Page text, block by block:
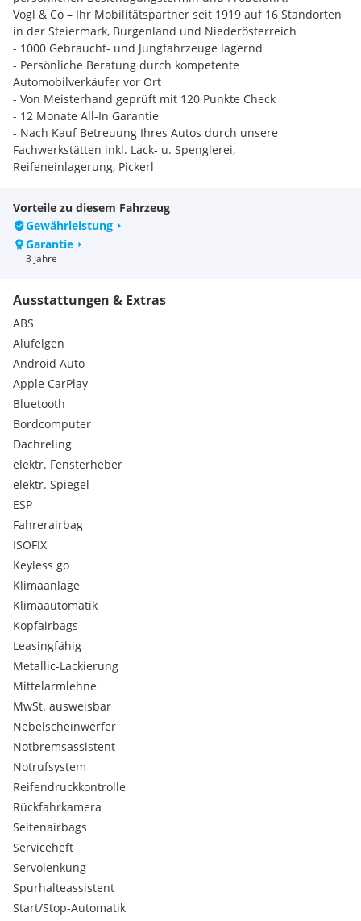
Vogl & Co – Ihr Mobilitätspartner seit 1919 auf 16 Standorten
in der Steiermark, Burgenland und Niederösterreich
- 1000 Gebraucht- und Jungfahrzeuge lagernd
- Persönliche Beratung durch kompetente
Automobilverkäufer vor Ort
- Von Meisterhand geprüft mit 120 Punkte Check
- 12 Monate All-In Garantie
- Nach Kauf Betreuung Ihres Autos durch unsere
Fachwerkstätten inkl. Lack- u. Spenglerei,
Reifeneinlagerung, Pickerl
- Günstige Finanzierungs- u. Versicherungsangebote auch
ohne Anzahlung
Extras:
Metallic
Vorteile zu diesem Fahrzeug
Gewährleistung
Garantie
3 Jahre
Ausstattungen & Extras
ABS
Alufelgen
Android Auto
Apple CarPlay
Bluetooth
Bordcomputer
Dachreling
elektr. Fensterheber
elektr. Spiegel
ESP
Fahrerairbag
ISOFIX
Keyless go
Klimaanlage
Klimaautomatik
Kopfairbags
Leasingfähig
Metallic-Lackierung
Mittelarmlehne
MwSt. ausweisbar
Nebelscheinwerfer
Notbremsassistent
Notrufsystem
Reifendruckkontrolle
Rückfahrkamera
Seitenairbags
Serviceheft
Servolenkung
Spurhalteassistent
Start/Stop-Automatik